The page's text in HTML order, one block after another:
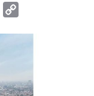
Telegram